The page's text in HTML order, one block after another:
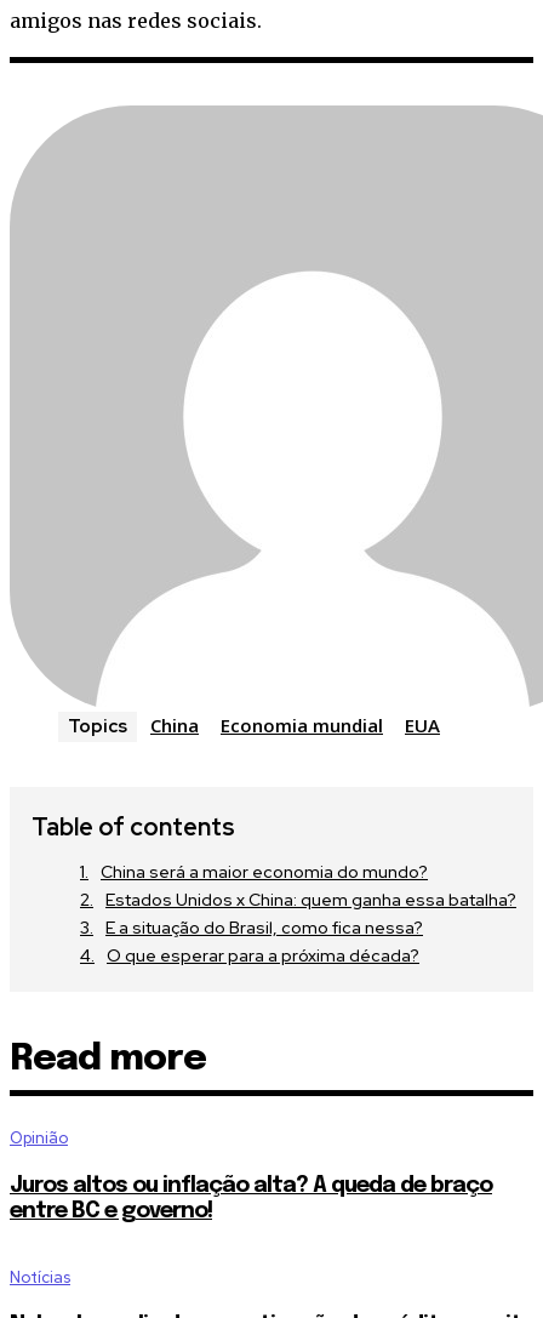
amigos nas redes sociais.
Topics China Economia mundial EUA
Table of contents
China será a maior economia do mundo?
Estados Unidos x China: quem ganha essa batalha?
E a situação do Brasil, como fica nessa?
O que esperar para a próxima década?
Read more
Opinião
Juros altos ou inflação alta? A queda de braço
entre BC e governo!
Notícias